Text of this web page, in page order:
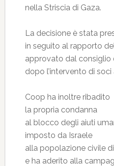
nella Striscia di Gaza.
La decisione è stata
in seguito al rapporto
approvato dal consiglio
dopo l’intervento di soci
Coop ha inoltre ribadito
la propria condanna
al blocco degli aiuti
imposto da Israele
alla popolazione civile di
e ha aderito alla